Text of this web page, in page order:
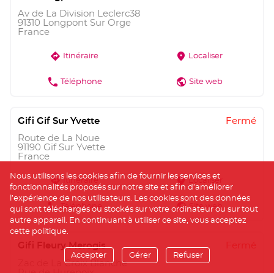
Av de La Division Leclerc38
91310 Longpont Sur Orge
France
direction Itinéraire marker Localiser
phone Téléphone world Site web
Gifi Gif Sur Yvette
Fermé
Route de La Noue
91190 Gif Sur Yvette
France
direction Itinéraire marker Localiser
phone Téléphone world Site web
Gifi Fleury Merogis
Zac de La Croix Blanche
Nous utilisons les cookies afin de fournir les services et
fonctionnalités proposés sur notre site et afin d’améliorer
l’expérience de nos utilisateurs. Les cookies sont des données
qui sont téléchargés ou stockés sur votre ordinateur ou sur tout
autre appareil. En continuant à utiliser ce site, vous acceptez
cette politique.
Accepter Gérer Refuser